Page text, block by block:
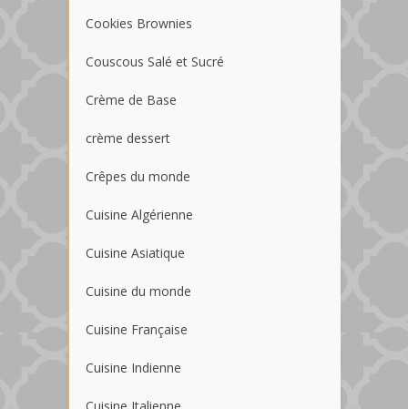
Cookies Brownies
Couscous Salé et Sucré
Crème de Base
crème dessert
Crêpes du monde
Cuisine Algérienne
Cuisine Asiatique
Cuisine du monde
Cuisine Française
Cuisine Indienne
Cuisine Italienne